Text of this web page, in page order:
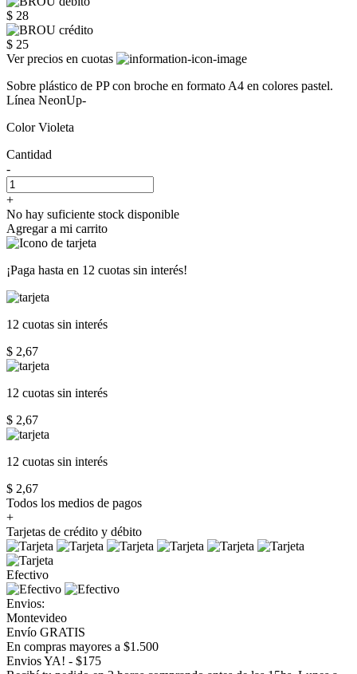
$ 28
$ 25
Ver precios en cuotas
Sobre plástico de PP con broche en formato A4 en colores pastel.
Línea NeonUp-
Color Violeta
Cantidad
-
+
No hay suficiente stock disponible
Agregar a mi carrito
¡Paga hasta en 12 cuotas sin interés!
12 cuotas sin interés
$ 2,67
12 cuotas sin interés
$ 2,67
12 cuotas sin interés
$ 2,67
Todos los medios de pagos
+
Tarjetas de crédito y débito
Efectivo
Envios:
Montevideo
Envío GRATIS
En compras mayores a $1.500
Envios YA! - $175